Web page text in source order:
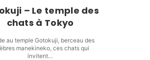
– Le temple des
chats à Tokyo
au temple Gotokuji, berceau des
manekineko, ces chats qui
invitent…